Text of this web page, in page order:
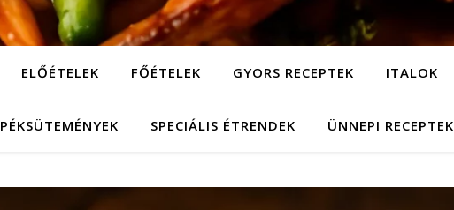
ELŐÉTELEK FŐÉTELEK GYORS RECEPTEK ITALOK
PÉKSÜTEMÉNYEK SPECIÁLIS ÉTRENDEK ÜNNEPI RECEPTEK